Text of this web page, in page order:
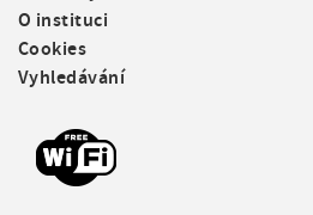
o
t
e
r
O instituci
Cookies
Vyhledávání